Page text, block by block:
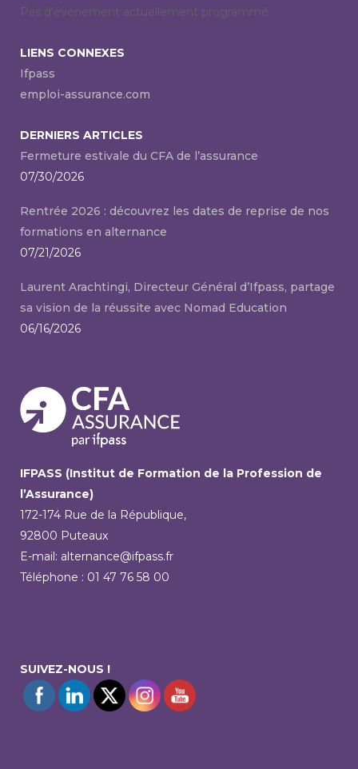
Pas d'événement actuellement programmé.
LIENS CONNEXES
Ifpass
emploi-assurance.com
DERNIERS ARTICLES
Fermeture estivale du CFA de l’assurance
07/30/2026
Rentrée 2026 : découvrez les dates de reprise de nos
formations en alternance
07/21/2026
Laurent Arachtingi, Directeur Général d’Ifpass, partage
sa vision de la réussite avec Nomad Education
06/16/2026
IFPASS (Institut de Formation de la Profession de
l’Assurance)
172-174 Rue de la République,
92800 Puteaux
E-mail: alternance@ifpass.fr
Téléphone : 01 47 76 58 00
SUIVEZ-NOUS !